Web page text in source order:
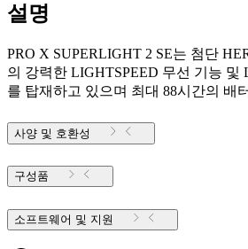
설명
PRO X SUPERLIGHT 2 SE는 첨단
의 강력한 LIGHTSPEED 무선 기능 및
를 탑재하고 있으며 최대 88시간의 배
사양 및 호환성
구성품
소프트웨어 및 지원